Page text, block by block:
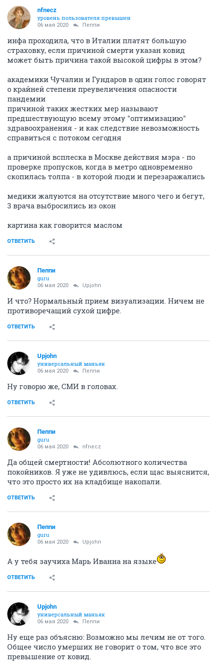
nfnecz
уровень пользователя превышен
06 мая 2020 Пeппи
инфа проходила, что в Италии платят большую
страховку, если причиной смерти указан ковид
может быть причина такой высокой цифры в этом?
академики Чучалин и Гундаров в один голос говорят
о крайней степени преувеличения опасности
пандемии
причиной таких жестких мер называют
предшествующую всему этому "оптимизацию"
здравоохранения - и как следствие невозможность
справиться с потоком сегодня
а причиной всплеска в Москве действия мэра - по
проверке пропусков, когда в метро одновременно
скопилась толпа - в которой люди и перезаражались
медики жалуются на отсутствие много чего и бегут,
3 врача выбросились из окон
картина как говорится маслом
ОТВЕТИТЬ
Пeппи
guru
06 мая 2020 Upjohn
И что? Нормальный прием визуализации. Ничем не
противоречащий сухой цифре.
ОТВЕТИТЬ
Upjohn
универсальный маньяк
06 мая 2020 Пeппи
Ну говорю же, СМИ в головах.
ОТВЕТИТЬ
Пeппи
guru
06 мая 2020 nfnecz
Да общей смертности! Абсолютного количества
покойников. Я уже не удивлюсь, если щас выяснится,
что это просто их на кладбище накопали.
ОТВЕТИТЬ
Пeппи
guru
06 мая 2020 Upjohn
А у тебя заучиха Марь Иванна на языке
ОТВЕТИТЬ
Upjohn
универсальный маньяк
06 мая 2020 Пeппи
Ну еще раз объясню: Возможно мы лечим не от того.
Общее число умерших не говорит о том, что все это
превышение от ковид.